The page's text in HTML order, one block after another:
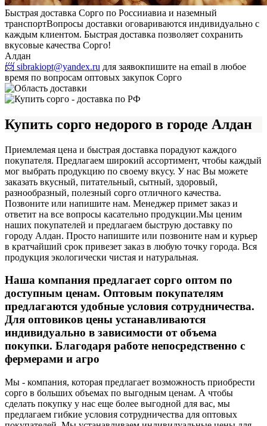
Быстрая доставка Сорго по Россииавиа и наземный
транспортВопросы доставки оговариваются индивидуально с
каждым клиентом. Быстрая доставка позволяет сохранить
вкусовые качества Сорго!
Алдан
📨 sibrakiopt@yandex.ru для заявокпишите на email в любое
время по вопросам оптовых закупок Сорго
Купить сорго недорого в городе Алдан
Приемлемая цена и быстрая доставка порадуют каждого
покупателя. Предлагаем широкий ассортимент, чтобы каждый
мог выбрать продукцию по своему вкусу. У нас Вы можете
заказать вкусный, питательный, сытный, здоровый,
разнообразный, полезный сорго отличного качества.
Позвоните или напишите нам. Менеджер примет заказ и
ответит на все вопросы касательно продукции.Мы ценим
наших покупателей и предлагаем быструю доставку по
городу Алдан. Просто напишите или позвоните нам и курьер
в кратчайший срок привезет заказ в любую точку города. Вся
продукция экологически чистая и натуральная.
Наша компания предлагает сорго оптом по
доступным ценам. Оптовым покупателям
предлагаются удобные условия сотрудничества.
Для оптовиков цены устанавливаются
индивидуально в зависимости от объема
покупки. Благодаря работе непосредственно с
фермерами и агро
Мы - компания, которая предлагает возможность приобрести
сорго в больших объемах по выгодным ценам. А чтобы
сделать покупку у нас еще более выгодной для вас, мы
предлагаем гибкие условия сотрудничества для оптовых